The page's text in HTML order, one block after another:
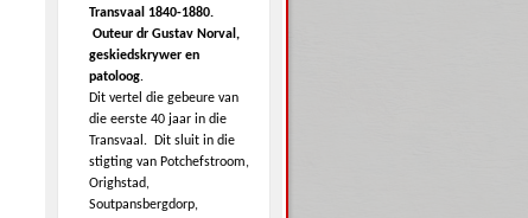
Transvaal 1840-1880.
Outeur dr Gustav Norval,
geskiedskrywer en
patoloog.
Dit vertel die gebeure van
die eerste 40 jaar in die
Transvaal.
Dit sluit in die
stigting van Potchefstroom,
Orighstad,
Soutpansbergdorp,